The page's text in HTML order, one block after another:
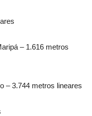
– 1.616 metros
– 3.744 metros lineares